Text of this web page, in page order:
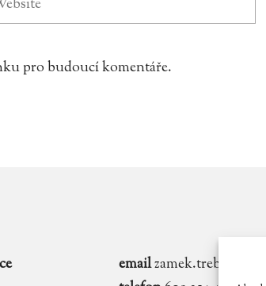
pro budoucí komentáře.
email